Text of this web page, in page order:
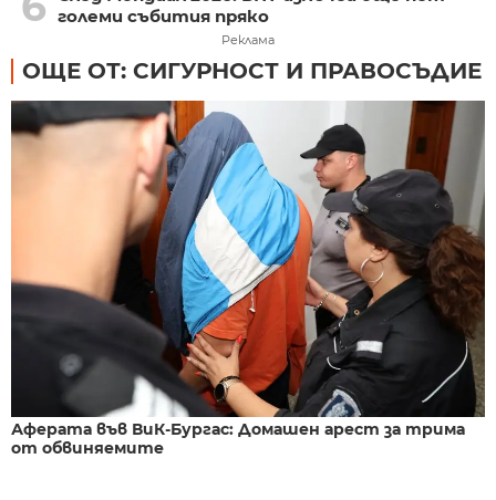
големи събития пряко
Реклама
ОЩЕ ОТ: СИГУРНОСТ И ПРАВОСЪДИЕ
Аферата във ВиК-Бургас: Домашен арест за трима
от обвиняемите